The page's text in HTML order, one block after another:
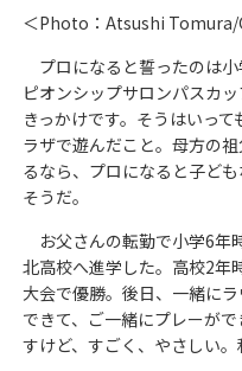
＜Photo：Atsushi
プロになると誓ったのは
ピオンシップサロンパスカ
きっかけです。そうはいっ
ラザで遊んだこと。母方の
るなら、プロになると子ど
そうだ。
お父さんの転勤で小学6年
北高校へ進学した。高校2年
大会で優勝。後日、一緒に
できて、ご一緒にプレーが
すけど、すごく、やさしい。